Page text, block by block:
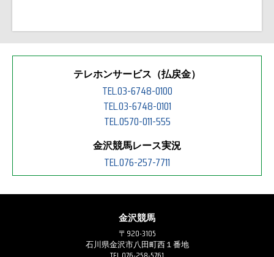
テレホンサービス（払戻金）
TEL.03-6748-0100
TEL.03-6748-0101
TEL.0570-011-555
金沢競馬レース実況
TEL.076-257-7711
金沢競馬
〒920-3105
石川県金沢市八田町西１番地